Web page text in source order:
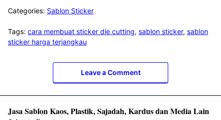
Categories: Sablon Sticker
Tags: cara membuat sticker die cutting, sablon sticker, sablon
sticker harga terjangkau
Leave a Comment
Jasa Sablon Kaos, Plastik, Sajadah, Kardus dan Media Lain